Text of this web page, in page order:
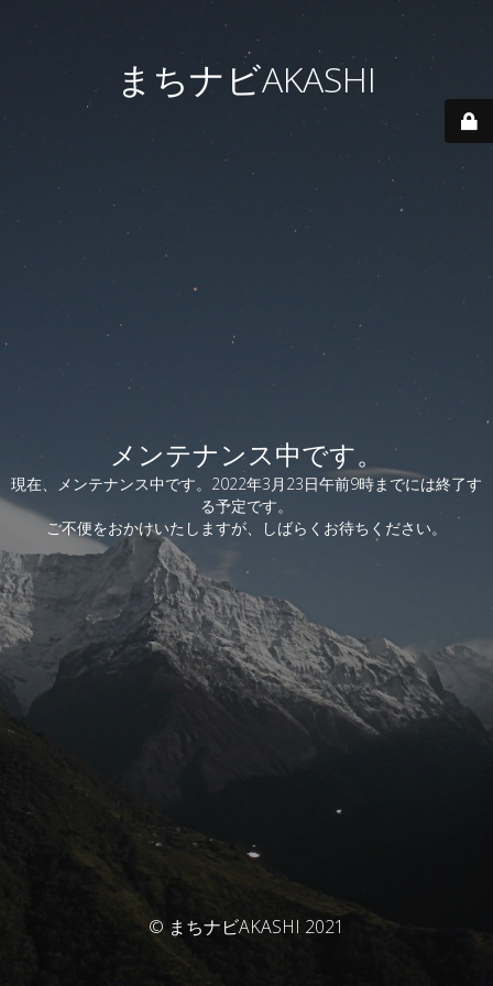
まちナビAKASHI
メンテナンス中です。
現在、メンテナンス中です。2022年3月23日午前9時までには終了す
る予定です。
ご不便をおかけいたしますが、しばらくお待ちください。
© まちナビAKASHI 2021